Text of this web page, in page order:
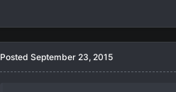
Posted September 23, 2015